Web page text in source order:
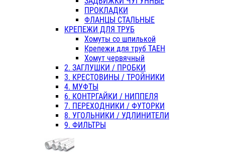
ПРОКЛАДКИ
ФЛАНЦЫ СТАЛЬНЫЕ
КРЕПЕЖИ ДЛЯ ТРУБ
Хомуты со шпилькой
Крепежи для труб ТАЕН
Хомут червячный
2. ЗАГЛУШКИ / ПРОБКИ
3. КРЕСТОВИНЫ / ТРОЙНИКИ
4. МУФТЫ
6. КОНТРГАЙКИ / НИППЕЛЯ
7. ПЕРЕХОДНИКИ / ФУТОРКИ
8. УГОЛЬНИКИ / УДЛИНИТЕЛИ
9. ФИЛЬТРЫ